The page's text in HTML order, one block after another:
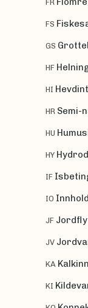
FR
FS
GS
HF
HI
HR Semi-
HU
HY
IF
IO
JF
JV
KA
KI